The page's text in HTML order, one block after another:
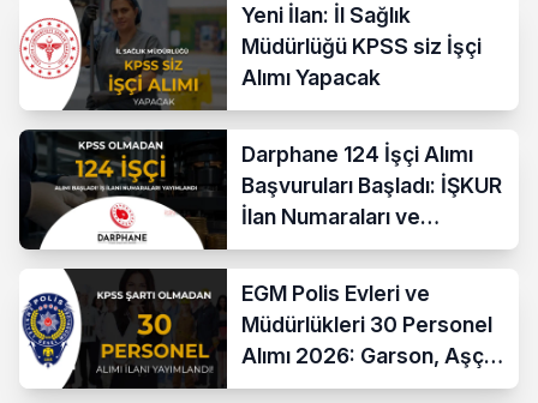
Yeni İlan: İl Sağlık
Müdürlüğü KPSS siz İşçi
Alımı Yapacak
Darphane 124 İşçi Alımı
Başvuruları Başladı: İŞKUR
İlan Numaraları ve
Başvuru Ekranı
EGM Polis Evleri ve
Müdürlükleri 30 Personel
Alımı 2026: Garson, Aşçı,
Temizlik ve Teknik